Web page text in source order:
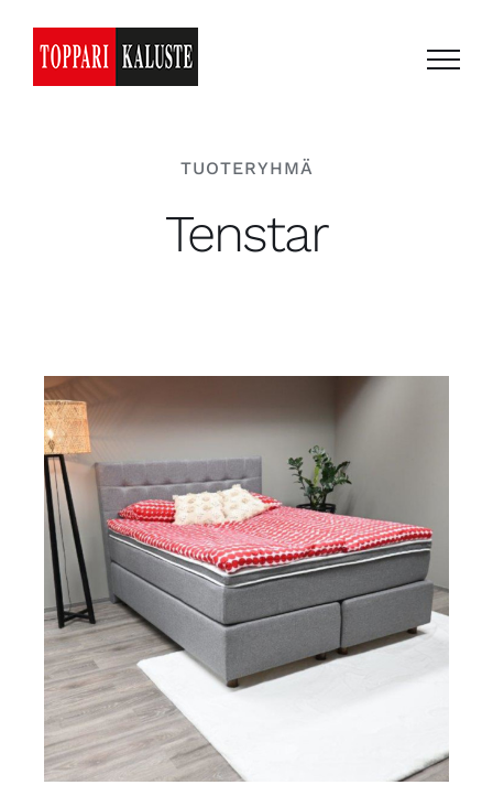
content
TUOTERYHMÄ
Tenstar